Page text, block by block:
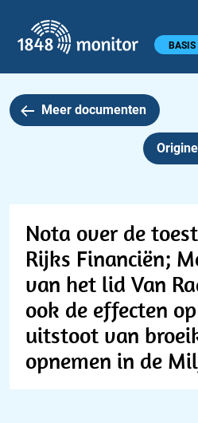
Hoofdmenu BASIS
Meer documenten
Nota over de
Rijks Financiën;
van het lid Van
ook de effecten
uitstoot van
opnemen in de